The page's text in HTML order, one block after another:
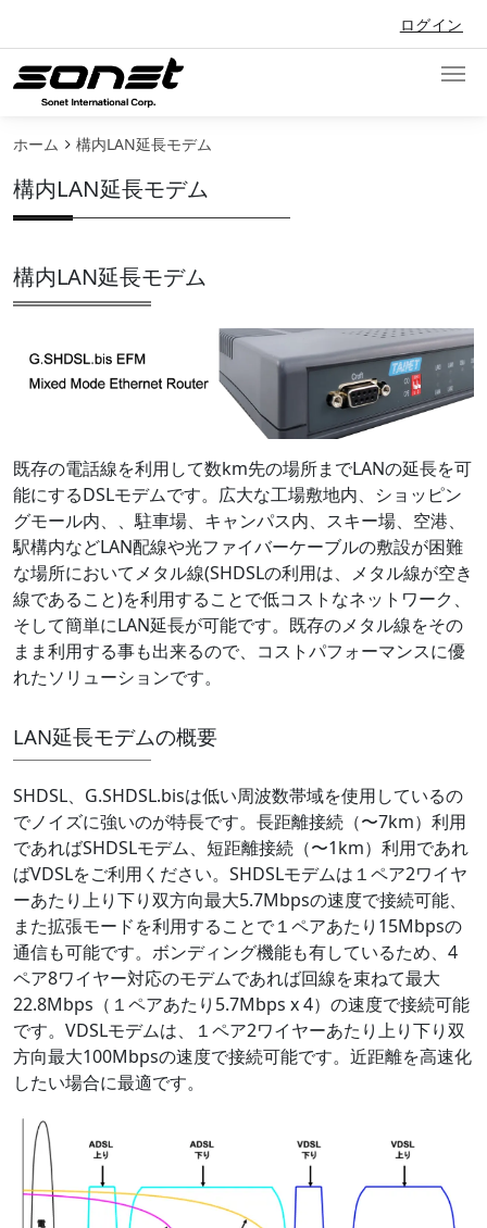
ログイン
ホーム 構内LAN延長モデム
構内LAN延長モデム
構内LAN延長モデム
既存の電話線を利用して数km先の場所までLANの延長を可
能にするDSLモデムです。広大な工場敷地内、ショッピン
グモール内、、駐車場、キャンパス内、スキー場、空港、
駅構内などLAN配線や光ファイバーケーブルの敷設が困難
な場所においてメタル線(SHDSLの利用は、メタル線が空き
線であること)を利用することで低コストなネットワーク、
そして簡単にLAN延長が可能です。既存のメタル線をその
まま利用する事も出来るので、コストパフォーマンスに優
れたソリューションです。
LAN延長モデムの概要
SHDSL、G.SHDSL.bisは低い周波数帯域を使用しているの
でノイズに強いのが特長です。長距離接続（〜7km）利用
であればSHDSLモデム、短距離接続（〜1km）利用であれ
ばVDSLをご利用ください。SHDSLモデムは１ペア2ワイヤ
ーあたり上り下り双方向最大5.7Mbpsの速度で接続可能、
また拡張モードを利用することで１ペアあたり15Mbpsの
通信も可能です。ボンディング機能も有しているため、4
ペア8ワイヤー対応のモデムであれば回線を束ねて最大
22.8Mbps（１ペアあたり5.7Mbps x 4）の速度で接続可能
です。VDSLモデムは、１ペア2ワイヤーあたり上り下り双
方向最大100Mbpsの速度で接続可能です。近距離を高速化
したい場合に最適です。